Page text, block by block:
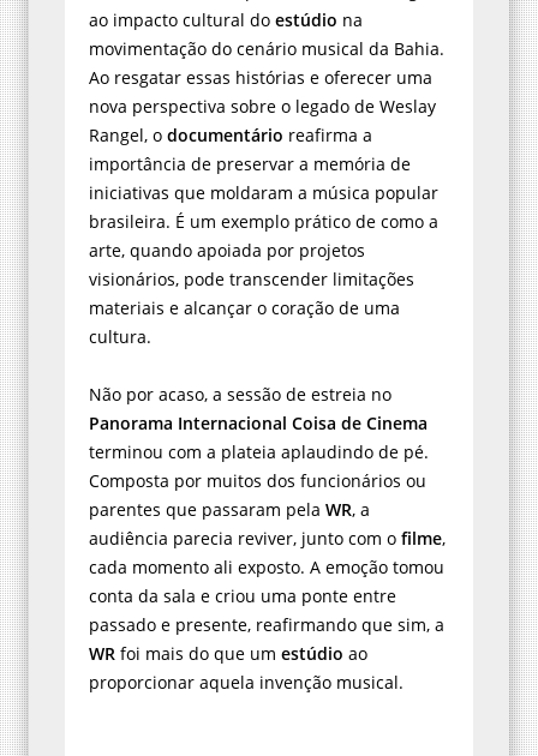
ao impacto cultural do estúdio na
movimentação do cenário musical da Bahia.
Ao resgatar essas histórias e oferecer uma
nova perspectiva sobre o legado de Weslay
Rangel, o documentário reafirma a
importância de preservar a memória de
iniciativas que moldaram a música popular
brasileira. É um exemplo prático de como a
arte, quando apoiada por projetos
visionários, pode transcender limitações
materiais e alcançar o coração de uma
cultura.
Não por acaso, a sessão de estreia no
Panorama Internacional Coisa de Cinema
terminou com a plateia aplaudindo de pé.
Composta por muitos dos funcionários ou
parentes que passaram pela WR, a
audiência parecia reviver, junto com o filme,
cada momento ali exposto. A emoção tomou
conta da sala e criou uma ponte entre
passado e presente, reafirmando que sim, a
WR foi mais do que um estúdio ao
proporcionar aquela invenção musical.